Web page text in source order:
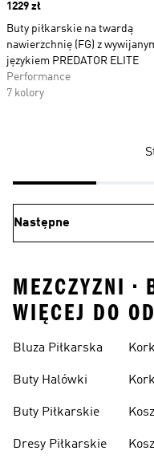
Price
1229 zł
Buty piłkarskie na twardą
nawierzchnię (FG) z
językiem PREDATOR ELITE
Performance
7 kolory
Następne
MEZCZYZNI •
WIĘCEJ DO
Bluza Piłkarska
Buty Halówki
Buty Piłkarskie
Dresy Piłkarskie